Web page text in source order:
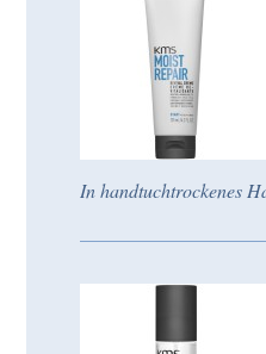
In handtuchtrockenes